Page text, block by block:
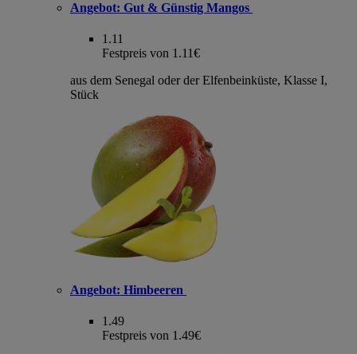
Angebot: Gut & Günstig Mangos
1.11
Festpreis von 1.11€
aus dem Senegal oder der Elfenbeinküste, Klasse I,
Stück
Angebot: Himbeeren
1.49
Festpreis von 1.49€